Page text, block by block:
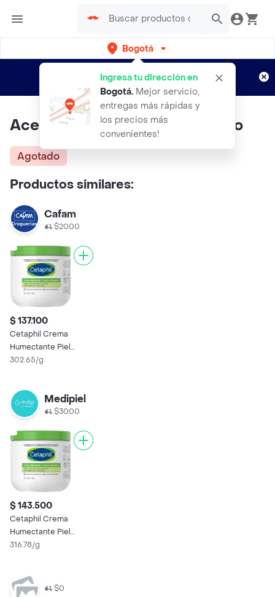
Bogotá
Ingresa tu dirección en
Bogotá. Mejor servicio,
entregas más rápidas y
los precios más
convenientes!
envíos gratis por semanas
Aplican TyC
Aceite De Jojoba Organico Puro
Agotado
Productos similares:
Cafam
$2000
$ 137.100
Cetaphil Crema
Humectante Piel
Sensible Seca a muy
302.65/g
Medipiel
$3000
$ 143.500
Cetaphil Crema
Humectante Piel
Sensible Seca a muy
316.78/g
$0